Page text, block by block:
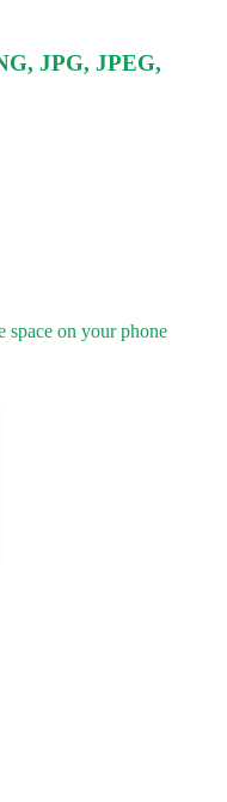
JPG, JPEG,
space on your phone